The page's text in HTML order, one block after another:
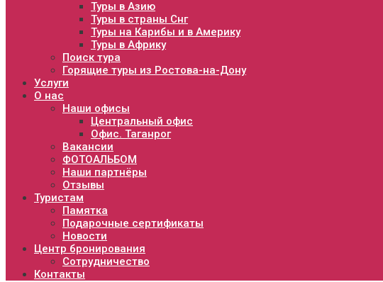
Туры в Азию
Туры в страны Снг
Туры на Карибы и в Америку
Туры в Африку
Поиск тура
Горящие туры из Ростова-на-Дону
Услуги
О нас
Наши офисы
Центральный офис
Офис. Таганрог
Вакансии
ФОТОАЛЬБОМ
Наши партнёры
Отзывы
Туристам
Памятка
Подарочные сертификаты
Новости
Центр бронирования
Сотрудничество
Контакты